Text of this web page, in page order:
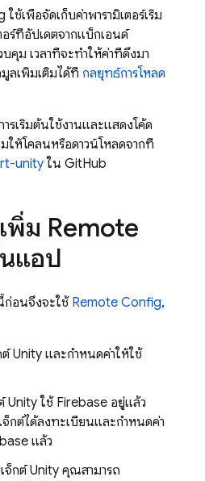
ใช้เพื่อจัดเก็บค่าพารามิเตอร์เริ่ม
ร์ที่อัปเดตจากแบ็กเอนด์
คุม เวลาที่จะทำให้ค่าที่ดึงมา
ลเพิ่มเติมได้ที่ กลยุทธ์การโหลด
เริ่มต้นใช้งานและแสดงโค้ด
ให้โคลนหรือดาวน์โหลดจากที่
unity ใน GitHub
พิ่ม Remote
แอป
ก่อนจึงจะใช้ Remote Config,
Unity และกำหนดค่าให้ใช้
Unity ใช้ Firebase อยู่แล้ว
จ็กต์ได้ลงทะเบียนและกำหนดค่า
แล้ว
จ็กต์ Unity คุณสามารถ